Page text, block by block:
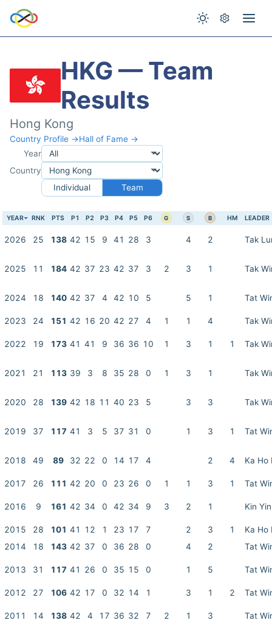
HKG — Team
Results
Hong Kong
Country Profile →Hall of Fame →
Year
Country
Individual
Team
YEAR RNK PTS P1 P2 P3 P4 P5 P6 G S B HM LEADER
2026 25 138 42 15 9 41 28 3 4 2 Tak
2025 11 184 42 37 23 42 37 3 2 3 1 Tak
2024 18 140 42 37 4 42 10 5 5 1 Tat
2023 24 151 42 16 20 42 27 4 1 1 4 Tak
2022 19 173 41 41 9 36 36 10 1 3 1 1 Tak
2021 21 113 39 3 8 35 28 0 1 3 1 Tak
2020 28 139 42 18 11 40 23 5 3 3 Tak
2019 37 117 41 3 5 37 31 0 1 3 1 Tat
2018 49 89 32 22 0 14 17 4 2 4 Ka Ho
2017 26 111 42 20 0 23 26 0 1 1 3 1 Tat
2016 9 161 42 34 0 42 34 9 3 2 1 Kin
2015 28 101 41 12 1 23 17 7 2 3 1
Ka Ho
2014
18 143 42 37 0 36 28 0 4 2 Tat
2013 31 117 41 26 0 35 15 0 1 5 Tat
2012 27 106 42 17 0 32 14 1 3 1 2 Tat
2011 14 138 42 4 17 36 32 7 2 1 3 Tat